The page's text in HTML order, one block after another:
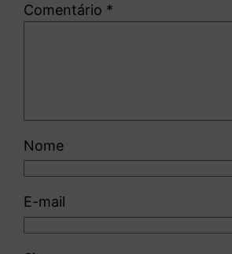
Comentário *
Nome
E-mail